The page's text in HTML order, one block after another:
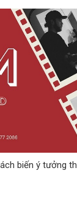
biến ý tưởng